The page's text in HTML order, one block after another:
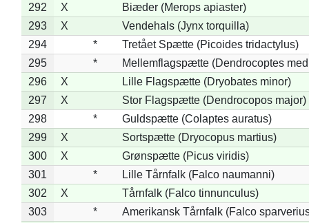
292
X
Biæder (Merops apiaster)
293
X
Vendehals (Jynx torquilla)
294
*
Tretået Spætte (Picoides tridactylus)
295
*
Mellemflagspætte (Dendrocoptes
296
X
Lille Flagspætte (Dryobates minor)
297
X
Stor Flagspætte (Dendrocopos major)
298
*
Guldspætte (Colaptes auratus)
299
X
Sortspætte (Dryocopus martius)
300
X
Grønspætte (Picus viridis)
301
*
Lille Tårnfalk (Falco naumanni)
302
X
Tårnfalk (Falco tinnunculus)
303
*
Amerikansk Tårnfalk (Falco